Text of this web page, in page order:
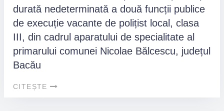
durată nedeterminată a două funcții publice
de execuție vacante de polițist local, clasa
III, din cadrul aparatului de specialitate al
primarului comunei Nicolae Bălcescu, județul
Bacău
CITEȘTE